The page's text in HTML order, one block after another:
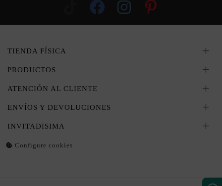
TIENDA FÍSICA
PRODUCTOS
ATENCIÓN AL CLIENTE
ENVÍOS Y DEVOLUCIONES
INVITADISIMA
Configure cookies